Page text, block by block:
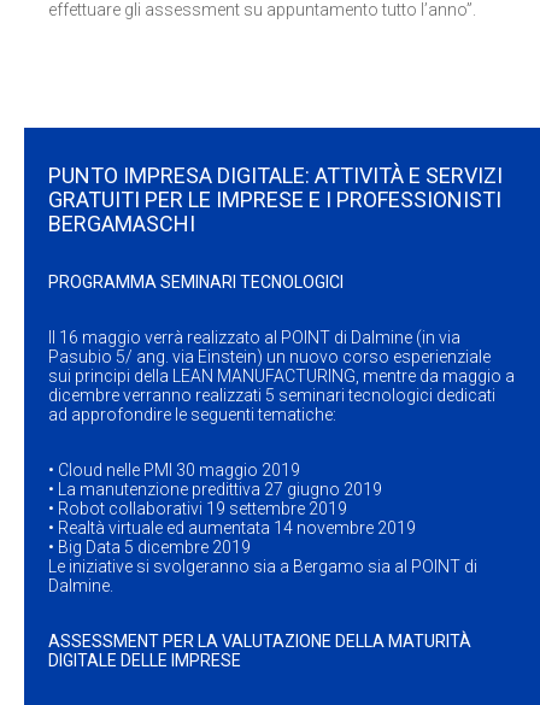
effettuare gli assessment su appuntamento tutto l’anno”.
PUNTO IMPRESA DIGITALE: ATTIVITÀ E SERVIZI
GRATUITI PER LE IMPRESE E I PROFESSIONISTI
BERGAMASCHI
PROGRAMMA SEMINARI TECNOLOGICI
Il 16 maggio verrà realizzato al POINT di Dalmine (in via
Pasubio 5/ ang. via Einstein) un nuovo corso esperienziale
sui principi della LEAN MANUFACTURING, mentre da maggio a
dicembre verranno realizzati 5 seminari tecnologici dedicati
ad approfondire le seguenti tematiche:
• Cloud nelle PMI 30 maggio 2019
• La manutenzione predittiva 27 giugno 2019
• Robot collaborativi 19 settembre 2019
• Realtà virtuale ed aumentata 14 novembre 2019
• Big Data 5 dicembre 2019
Le iniziative si svolgeranno sia a Bergamo sia al POINT di
Dalmine.
ASSESSMENT PER LA VALUTAZIONE DELLA MATURITÀ
DIGITALE DELLE IMPRESE